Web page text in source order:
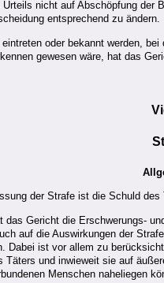
nicht auf Abschöpfung der
entsprechend zu
oder bekannt werden,
gewesen wäre, hat das
der Strafe ist die Schuld
das Gericht die Erschwerungs-
auf die Auswirkungen der
Dabei ist vor allem zu
Täters und inwieweit sie auf
Menschen naheliegen